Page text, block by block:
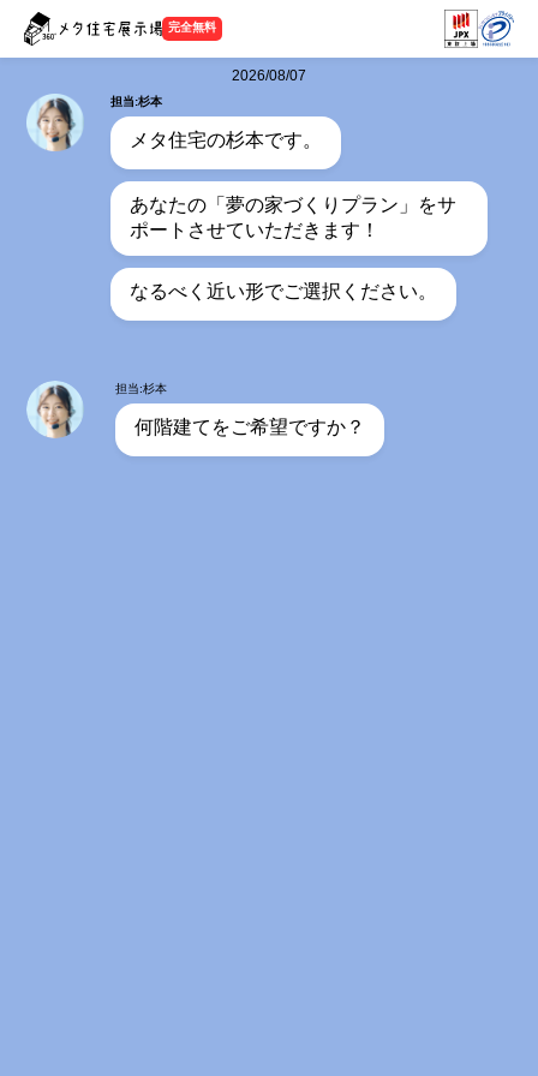
完全無料
2026/08/07
担当:杉本
メタ住宅の杉本です。
あなたの「夢の家づくりプラン」をサ
ポートさせていただきます！
なるべく近い形でご選択ください。
担当:杉本
何階建てをご希望ですか？